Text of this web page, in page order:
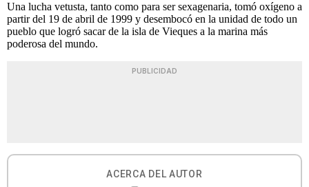
Una lucha vetusta, tanto como para ser sexagenaria, tomó oxígeno a
partir del 19 de abril de 1999 y desembocó en la unidad de todo un
pueblo que logró sacar de la isla de Vieques a la marina más
poderosa del mundo.
PUBLICIDAD
ACERCA DEL AUTOR